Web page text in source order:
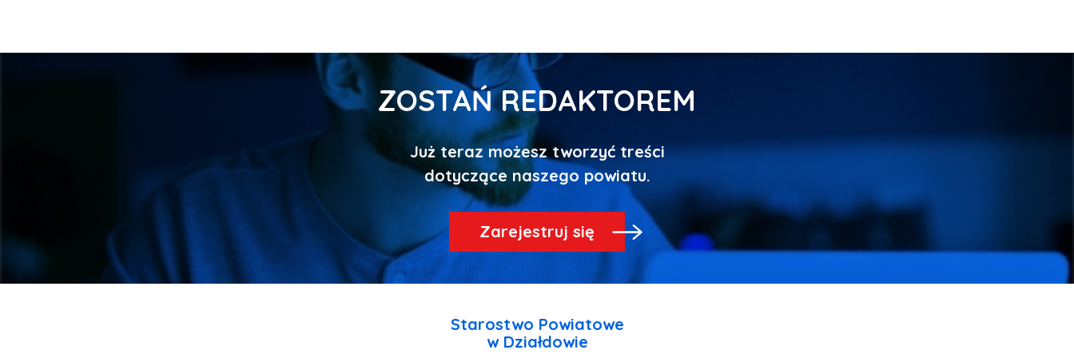
ZOSTAŃ REDAKTOREM
Już teraz możesz tworzyć treści
Zarejestruj się
Starostwo Powiatowe